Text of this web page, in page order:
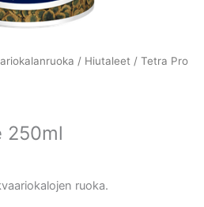
/ Hiutaleet / Tetra Pro
250ml
ruoka.